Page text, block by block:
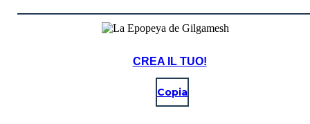
CREA IL TUO!
Copia